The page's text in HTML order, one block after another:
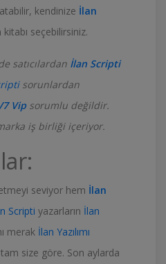
kendinize İlan
seçebilirsiniz.
satıcılardan İlan Scripti
sorunlardan
Vip sorumlu değildir.
iş birliği içeriyor.
seviyor hem İlan
Scripti yazarların İlan
merak İlan Yazılımı
size göre. Son aylarda